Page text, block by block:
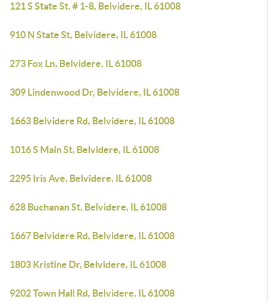
121 S State St, # 1-8, Belvidere, IL 61008
910 N State St, Belvidere, IL 61008
273 Fox Ln, Belvidere, IL 61008
309 Lindenwood Dr, Belvidere, IL 61008
1663 Belvidere Rd, Belvidere, IL 61008
1016 S Main St, Belvidere, IL 61008
2295 Iris Ave, Belvidere, IL 61008
628 Buchanan St, Belvidere, IL 61008
1667 Belvidere Rd, Belvidere, IL 61008
1803 Kristine Dr, Belvidere, IL 61008
9202 Town Hall Rd, Belvidere, IL 61008